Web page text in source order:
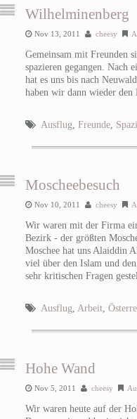
Wilhelminenberg
Nov 13, 2011 cheesy
Gemeinsam mit Freunden
spazieren gegangen. Nach
hat es uns bis nach
haben wir dann wieder den
Ausflug, Freunde,
Moscheebesuch
Nov 10, 2011 cheesy
Wir waren mit der Firma
Bezirk - der größten
Moschee hat uns Alaiddin
viel über den Islam und
sehr kritischen Fragen
Ausflug, Arbeit,
Hohe Wand
Nov 5, 2011 cheesy
Wir waren heute auf der